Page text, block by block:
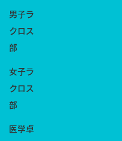
男子ラ
クロス
部
女子ラ
クロス
部
医学卓